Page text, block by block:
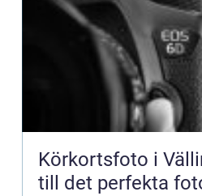
Körkortsfoto i
till det perfekta